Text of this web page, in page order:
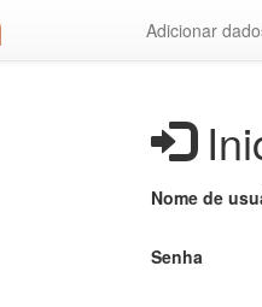
Adicionar
Nome de
Senha